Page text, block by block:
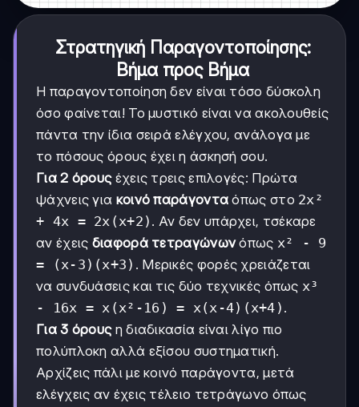
Στρατηγική Παραγοντοποίησης:
Βήμα προς Βήμα
Η παραγοντοποίηση δεν είναι τόσο δύσκολη
όσο φαίνεται! Το μυστικό είναι να ακολουθείς
πάντα την ίδια σειρά ελέγχου, ανάλογα με
το πόσους όρους έχει η άσκησή σου.
Για 2 όρουςέχεις τρεις επιλογές: Πρώτα
ψάχνεις για κοινό παράγοντα όπως στο 2x²
+ 4x = 2x(x+2) . Αν δεν υπάρχει, τσέκαρε
αν έχεις διαφορά τετραγώνωνόπως x² - 9
= (x-3)(x+3) . Μερικές φορές χρειάζεται
να συνδυάσεις και τις δύο τεχνικές όπως x³
- 16x = x(x²-16) = x(x-4)(x+4) .
Για 3 όρουςη διαδικασία είναι λίγο πιο
πολύπλοκη αλλά εξίσου συστηματική.
Αρχίζεις πάλι με κοινό παράγοντα, μετά
ελέγχεις αν έχεις τέλειο τετράγωνο όπως